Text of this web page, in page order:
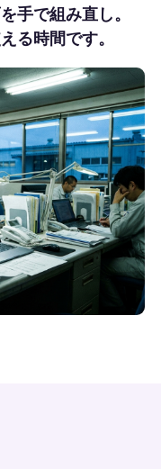
手で組み直し。
る時間です。